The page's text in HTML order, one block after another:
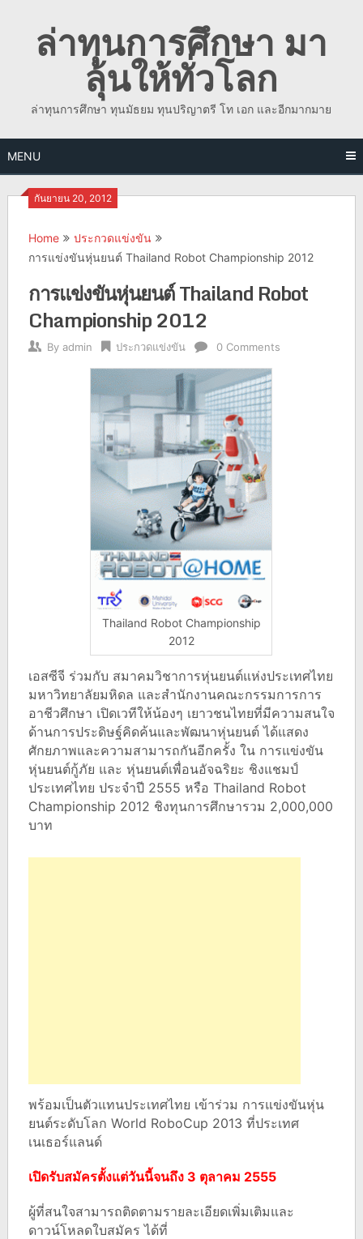
contentล่าทุนการศึกษา มา
ลุ้นให้ทั่วโลก
ล่าทุนการศึกษา ทุนมัธยม ทุนปริญาตรี โท เอก และอีกมากมาย
MENU
กันยายน 20, 2012
Home
ประกวดแข่งขัน
การแข่งขันหุ่นยนต์ Thailand Robot Championship 2012
การแข่งขันหุ่นยนต์ Thailand Robot
Championship 2012
By admin ประกวดแข่งขัน 0 Comments
Thailand Robot Championship
2012
เอสซีจี ร่วมกับ สมาคมวิชาการหุ่นยนต์แห่งประเทศไทย
มหาวิทยาลัยมหิดล และสำนักงานคณะกรรมการการ
อาชีวศึกษา เปิดเวทีให้น้องๆ เยาวชนไทยที่มีความสนใจ
ด้านการประดิษฐ์คิดค้นและพัฒนาหุ่นยนต์ ได้แสดง
ศักยภาพและความสามารถกันอีกครั้ง ใน การแข่งขัน
หุ่นยนต์กู้ภัย และ หุ่นยนต์เพื่อนอัจฉริยะ ชิงแชมป์
ประเทศไทย ประจำปี 2555 หรือ Thailand Robot
Championship 2012 ชิงทุนการศึกษารวม 2,000,000
บาท
พร้อมเป็นตัวแทนประเทศไทย เข้าร่วม การแข่งขันหุ่น
ยนต์ระดับโลก World RoboCup 2013 ที่ประเทศ
เนเธอร์แลนด์
เปิดรับสมัครตั้งแต่วันนี้จนถึง 3 ตุลาคม 2555
ผู้ที่สนใจสามารถติดตามรายละเอียดเพิ่มเติมและ
ดาวน์โหลดใบสมัคร ได้ที่